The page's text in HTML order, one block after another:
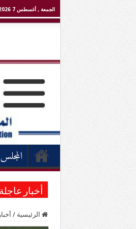
الجمعة , أغسطس 7 2026
المجلس
أخبار عاجلة
الرئيسية /